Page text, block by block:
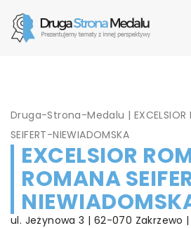
Druga-Strona-Medalu |
SEIFERT-NIEWIADOMSKA
EXCELSIOR
ROMANA
ul. Jeżynowa 3 | 62-070 Zakrzewo